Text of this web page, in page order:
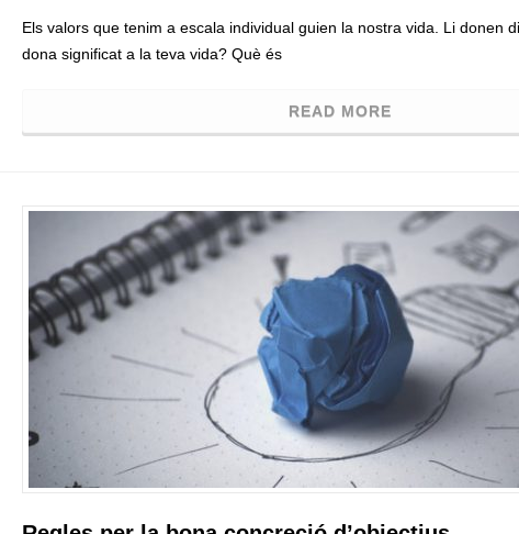
Els valors que tenim a escala individual guien la nostra vida. Li donen
dona significat a la teva vida? Què és
READ MORE